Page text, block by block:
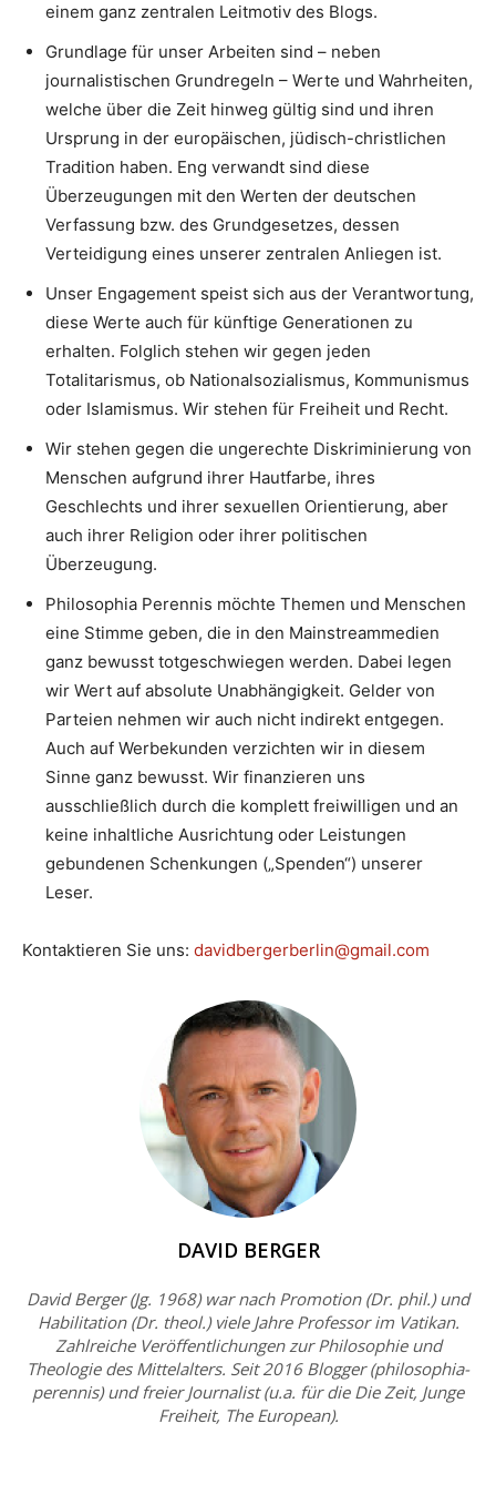
einem ganz zentralen Leitmotiv des Blogs.
Grundlage für unser Arbeiten sind – neben
journalistischen Grundregeln – Werte und Wahrheiten,
welche über die Zeit hinweg gültig sind und ihren
Ursprung in der europäischen, jüdisch-christlichen
Tradition haben. Eng verwandt sind diese
Überzeugungen mit den Werten der deutschen
Verfassung bzw. des Grundgesetzes, dessen
Verteidigung eines unserer zentralen Anliegen ist.
Unser Engagement speist sich aus der Verantwortung,
diese Werte auch für künftige Generationen zu
erhalten. Folglich stehen wir gegen jeden
Totalitarismus, ob Nationalsozialismus, Kommunismus
oder Islamismus. Wir stehen für Freiheit und Recht.
Wir stehen gegen die ungerechte Diskriminierung von
Menschen aufgrund ihrer Hautfarbe, ihres
Geschlechts und ihrer sexuellen Orientierung, aber
auch ihrer Religion oder ihrer politischen
Überzeugung.
Philosophia Perennis möchte Themen und Menschen
eine Stimme geben, die in den Mainstreammedien
ganz bewusst totgeschwiegen werden. Dabei legen
wir Wert auf absolute Unabhängigkeit. Gelder von
Parteien nehmen wir auch nicht indirekt entgegen.
Auch auf Werbekunden verzichten wir in diesem
Sinne ganz bewusst. Wir finanzieren uns
ausschließlich durch die komplett freiwilligen und an
keine inhaltliche Ausrichtung oder Leistungen
gebundenen Schenkungen („Spenden“) unserer
Leser.
Kontaktieren Sie uns: davidbergerberlin@gmail.com
DAVID BERGER
David Berger (Jg. 1968) war nach Promotion (Dr. phil.) und
Habilitation (Dr. theol.) viele Jahre Professor im Vatikan.
Zahlreiche Veröffentlichungen zur Philosophie und
Theologie des Mittelalters. Seit 2016 Blogger (philosophia-
perennis) und freier Journalist (u.a. für die Die Zeit, Junge
Freiheit, The European).